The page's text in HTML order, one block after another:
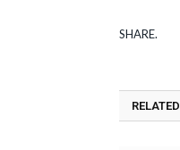
SHARE.
RELATED